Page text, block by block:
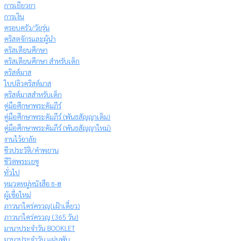
การเยียวยา
การเงิน
ครอบครัว/วัยรุ่น
คริสตจักรและผู้นำ
คริสเตียนศึกษา
คริสเตียนศึกษา สำหรับเด็ก
คริสต์มาส
ใบปลิวคริสต์มาส
คริสต์มาสสำหรับเด็ก
คู่มือศึกษาพระคัมภีร์
คู่มือศึกษาพระคัมภีร์ (พันธสัญญาเดิม)
คู่มือศึกษาพระคัมภีร์ (พันธสัญญาใหม่)
งานไว้อาลัย
ชีวประวัติ/คำพยาน
ชีวิตพระเยซู
ทั่วไป
หมวดหมู่หนังสือ ธ-ฮ
ผู้เชื่อใหม่
ภาวนาใคร่ครวญ(เฝ้าเดี่ยว)
ภาวนาใคร่ครวญ (365 วัน)
มานาประจำวัน BOOKLET
มานาประจำวัน แผ่นพับ